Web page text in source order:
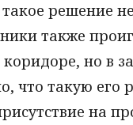
решение
также
но в
что такую его
на